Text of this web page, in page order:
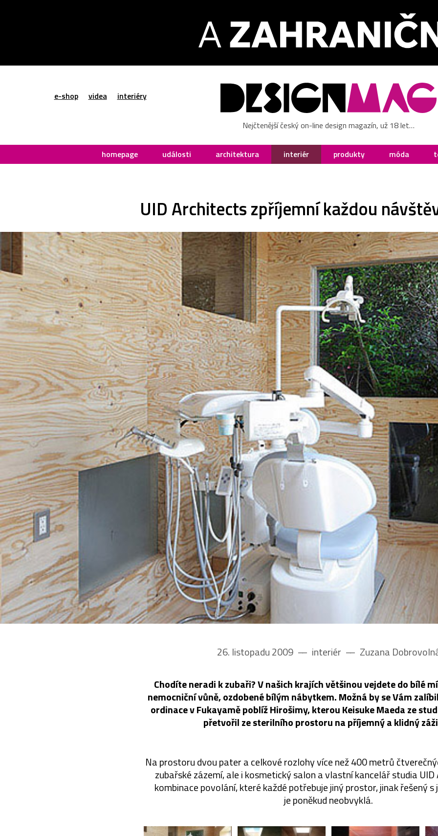
e-shop videa interiéry
Nejčtenější český on-line design magazín, už 18 let…
homepage události architektura interiér produkty móda
UID Architects zpříjemní každou
26. listopadu 2009 –– interiér –– Zuzana
Chodíte neradi k zubaři? V našich krajích většinou vejdete do bílé
nemocniční vůně, ozdobené bílým nábytkem. Možná by se Vám
ordinace v Fukayamě poblíž Hirošimy, kterou Keisuke Maeda ze
přetvořil ze sterilního prostoru na příjemný a klidný
Na prostoru dvou pater a celkové rozlohy více než 400 metrů
zubařské zázemí, ale i kosmetický salon a vlastní kancelář studia
kombinace povolání, které každé potřebuje jiný prostor, jinak řešený
je poněkud neobvyklá.